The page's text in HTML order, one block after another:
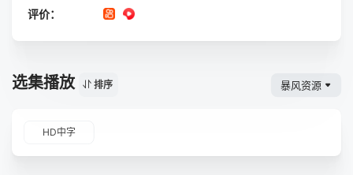
评价：
选集播放 排序 暴风资源
HD中字